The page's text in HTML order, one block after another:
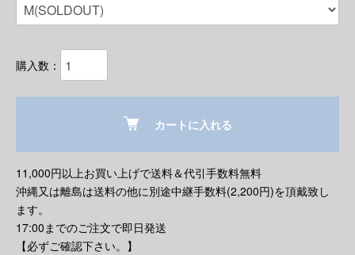
購入数：
カートに入れる
11,000円以上お買い上げで送料＆代引手数料無料
沖縄又は離島は送料の他に別途中継手数料(2,200円)を頂戴致し
ます。
17:00までのご注文で即日発送
【必ずご確認下さい。】